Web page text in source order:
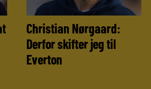
Christian Nørgaard:
Derfor skifter jeg til
Everton